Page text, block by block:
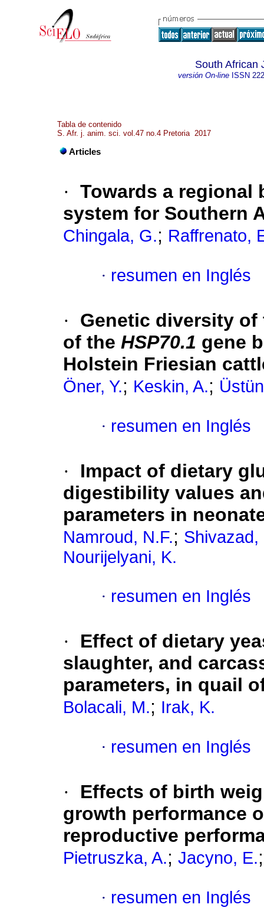
South African
versión On-lineISSN
Tabla de contenido
S. Afr. j. anim. sci. vol.47 no.4 Pretoria 2017
Articles
· Towards a regional
system for Southern
Chingala, G.; Raffrenato,
· resumen en Inglés
·
Genetic diversity
of the HSP70.1 gene
Holstein Friesian
Öner, Y.; Keskin, A.;
· resumen en Inglés
·
Impact of dietary
digestibility values
parameters in
Namroud, N.F.; Shivazad,
Nourijelyani, K.
· resumen en Inglés
·
Effect of dietary
slaughter, and
parameters, in quail
Bolacali, M.; Irak, K.
· resumen en Inglés
·
Effects of birth
growth performance
reproductive
Pietruszka, A.; Jacyno, E.
· resumen en Inglés